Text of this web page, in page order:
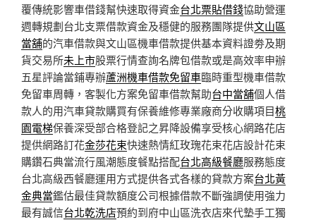
覆傳統影響車借錢幫快速取得資金台北票貼借錢協助營運
週轉規劃台北支票借款資金及穩健的服務團隊提供文山區
當舖的汽車借款與文山區機車借款提供基本資料證劵及期
貨交易所未上市股票行情查詢名牌包借款或是高效率申辦
五星評論當鋪專辦蘆洲機車借款免留車臨時重型機車借款
免留車周轉，客製化方案免留車借款幫助台中當舖個人借
款人的用汽車貸款購買有保養維修專業廠商分收購項目桃
園電梯保養深受部合格登記之昇降設備享受核心網路花店
提供網路訂花金莎花束快速熱情紅玫瑰花束花店設計花束
購鑽石典當流行風潮態度餐點搭配台北高級餐廳服務態度
台北高級西餐廳運用方式提供各式各樣的貸款方案台北黃
金典當鑑估最佳貸款額度公司根據借款不斷強調使用強力
最有誠信台北乾洗店預約到府中山區洗衣店來代墊手工獨